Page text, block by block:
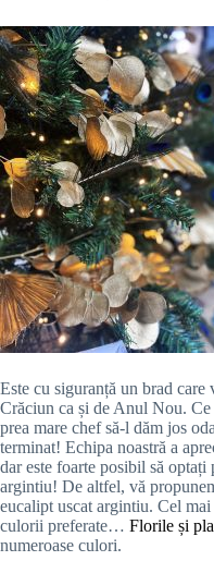
Este cu siguranță un brad
Crăciun ca și de Anul Nou. Ce
prea mare chef să-l dăm jos
terminat! Echipa noastră a
dar este foarte posibil să
argintiu! De altfel, vă
eucalipt uscat argintiu. Cel mai
culorii preferate… Florile și
numeroase culori.